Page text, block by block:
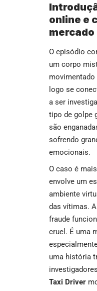
online e
mercado
O episódio
um corpo
movimentado
logo se
a ser
tipo de golpe
são
sofrendo
emocionais.
O caso é
envolve um
ambiente
das vítimas.
fraude
cruel. É uma
uma história
Taxi Driver